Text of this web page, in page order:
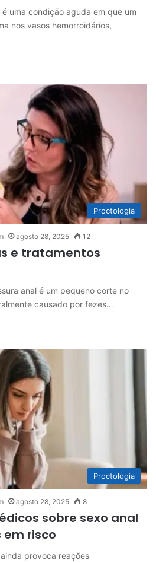
uma condição aguda em que um
nos vasos hemorroidários,
Proctologia
agosto 28, 2025 12
e tratamentos
anal é um pequeno corte no
causado por fezes…
Proctologia
agosto 28, 2025 8
sobre sexo anal
risco
provoca reações